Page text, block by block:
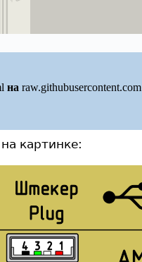
на raw.githubusercontent.com
картинке: